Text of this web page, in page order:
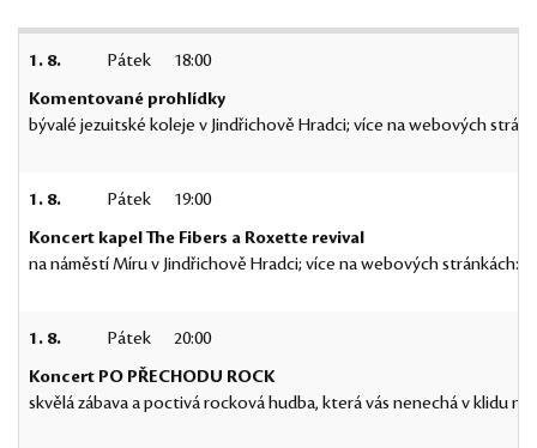
1. 8. Pátek
18:00
Komentované prohlídky
bývalé jezuitské koleje v Jindřichově Hradci; více na webových
1. 8. Pátek
19:00
Koncert kapel The Fibers a Roxette revival
na náměstí Míru v Jindřichově Hradci; více na webových stránkách:
1. 8. Pátek
20:00
Koncert PO PŘECHODU ROCK
skvělá zábava a poctivá rocková hudba, která vás nenechá v klidu